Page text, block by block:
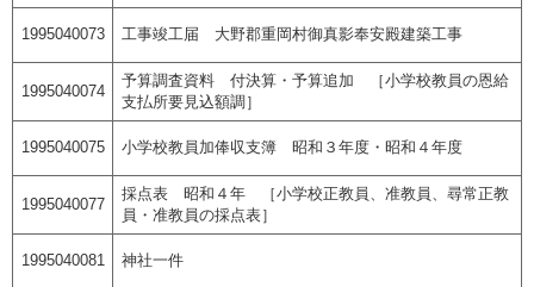
1995040073 工事竣工届 大野郡重岡村御真影奉安殿建築工事
1995040074
予算調査資料 付決算・予算追加 ［小学校教員の恩給
支払所要見込額調］
1995040075 小学校教員加俸収支簿 昭和３年度・昭和４年度
1995040077
採点表 昭和４年 ［小学校正教員、准教員、尋常正教
員・准教員の採点表］
1995040081 神社一件